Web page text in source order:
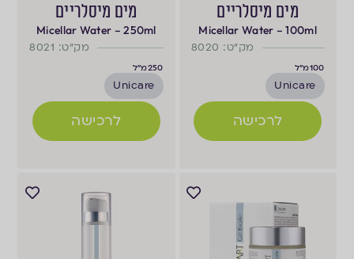
מים מיסלריים
Micellar Water – 100ml
מק"ט: 8020
100מ"ל
Unicare
לרכישה
מים מיסלריים
Micellar Water – 250ml
מק"ט: 8021
250מ"ל
Unicare
לרכישה